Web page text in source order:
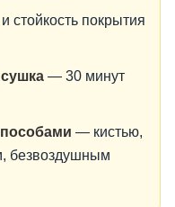
и стойкость покрытия
— 30 минут
— кистью,
безвоздушным